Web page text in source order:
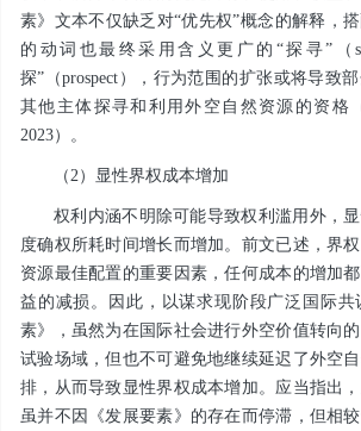
素》文本不仅缺乏对“优先权”概念的解释，
的动词也最终采用含义更广的“探寻”（
探”（prospect），行为范围的扩张或将导致
其他主体探寻和利用外空自然资源的资格
2023）。
（2）显性界权成本增加
权利内涵不明除可能导致权利滥用外，
度确权所耗时间增长而增加。前文已述，界
资源最佳配置的重要因素，任何成本的增加
益的减损。因此，以谋求现阶段广泛国际
素》，虽然为在国际社会进行外空价值转向
试验场域，但也不可避免地继续延迟了外空
排，从而导致显性界权成本增加。应当指出
虽并不因《发展要素》的存在而停滞，但相